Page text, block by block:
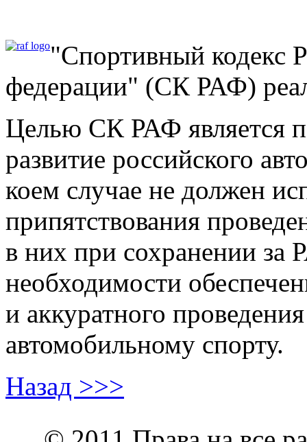
"Спортивный кодекс
федерации" (СК РАФ)
Целью СК РАФ является
развитие российского
коем случае не должен
припятствования
в них при сохранении за
необходимости
и аккуратного
автомобильному спорту.
Назад >>>